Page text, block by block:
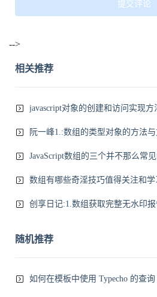
-->
相关推荐
阮一峰1.:数组的类型对象的方法
JavaScript数组的三个并不那么常
数组有哪些奇淫技巧值得关注和学
创享日记:1.数组获取完整无水印
随机推荐
如何在模板中使用 Typecho 的查询